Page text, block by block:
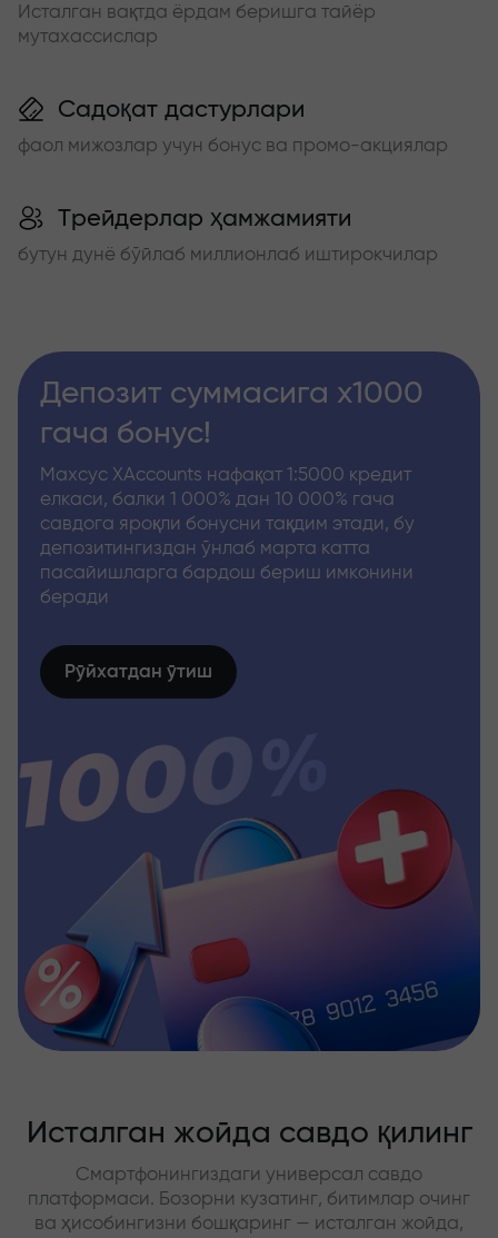
Исталган вақтда ёрдам беришга тайёр
мутахассислар
Садоқат дастурлари
фаол мижозлар учун бонус ва промо-акциялар
Трейдерлар ҳамжамияти
бутун дунё бўйлаб миллионлаб иштирокчилар
Депозит суммасига x1000
гача бонус!
Махсус XAccounts нафақат 1:5000 кредит
елкаси, балки 1 000% дан 10 000% гача
савдога яроқли бонусни тақдим этади, бу
депозитингиздан ўнлаб марта катта
пасайишларга бардош бериш имконини
беради
Рўйхатдан ўтиш
Исталган жойда савдо қилинг
Смартфонингиздаги универсал савдо
платформаси. Бозорни кузатинг, битимлар очинг
ва ҳисобингизни бошқаринг — исталган жойда,